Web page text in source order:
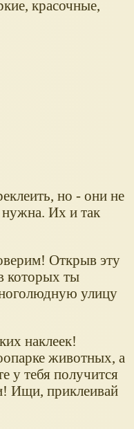
красочные,
но - они не
нужна. Их и так
Открыв эту
которых ты
улицу
наклеек!
животных, а
у тебя получится
Ищи, приклеивай